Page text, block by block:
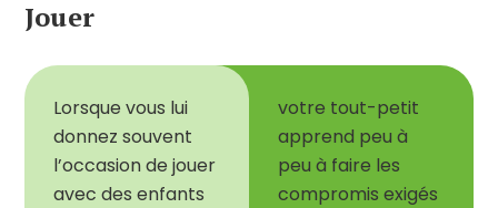
Jouer
Lorsque vous lui
donnez souvent
l’occasion de jouer
avec des enfants
votre tout-petit
apprend peu à
peu à faire les
compromis exigés